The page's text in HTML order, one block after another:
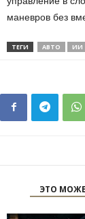
маневров без
ТЕГИ АВТО ИИ
ЭТО